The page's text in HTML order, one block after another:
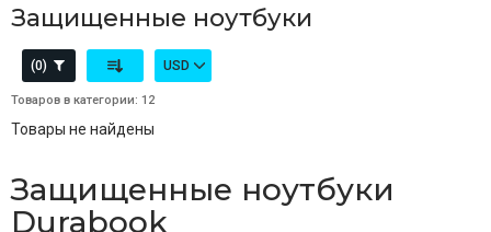
Защищенные ноутбуки
(0) USD
Товаров в категории: 12
Товары не найдены
Защищенные ноутбуки
Durabook